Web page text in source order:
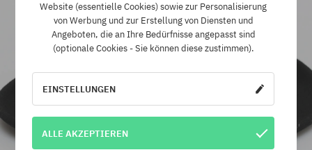
Website (essentielle Cookies) sowie zur Personalisierung
von Werbung und zur Erstellung von Diensten und
Angeboten, die an Ihre Bedürfnisse angepasst sind
(optionale Cookies - Sie können diese zustimmen).
EINSTELLUNGEN
ALLE AKZEPTIEREN